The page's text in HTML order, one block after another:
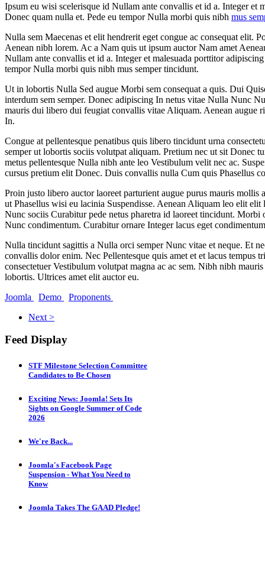
Ipsum eu wisi scelerisque id Nullam ante convallis et id a. Integer et
Donec quam nulla et. Pede eu tempor Nulla morbi quis nibh mus
Nulla sem Maecenas et elit hendrerit eget congue ac consequat elit.
Aenean nibh lorem. Ac a Nam quis ut ipsum auctor Nam amet
Nullam ante convallis et id a. Integer et malesuada porttitor
tempor Nulla morbi quis nibh mus semper tincidunt.
Ut in lobortis Nulla Sed augue Morbi sem consequat a quis. Dui
interdum sem semper. Donec adipiscing In netus vitae Nulla Nunc
mauris dui libero dui feugiat convallis vitae Aliquam. Aenean augue
In.
Congue at pellentesque penatibus quis libero tincidunt urna
semper ut lobortis sociis volutpat aliquam. Pretium nec ut sit Donec
metus pellentesque Nulla nibh ante leo Vestibulum velit nec ac.
cursus pretium elit Donec. Duis convallis nulla Cum quis Phasellus
Proin justo libero auctor laoreet parturient augue purus mauris
ut Phasellus wisi eu lacinia Suspendisse. Aenean Aliquam leo elit
Nunc sociis Curabitur pede netus pharetra id laoreet tincidunt.
Nunc condimentum. Curabitur ornare Integer lacus eget
Nulla tincidunt sagittis a Nulla orci semper Nunc vitae et neque. Et
convallis dolor enim. Nec Pellentesque quis amet et et lacus tempus
consectetuer Vestibulum volutpat magna ac ac sem. Nibh nibh
lobortis. Ultrices amet elit auctor eu.
Joomla
Demo
Proponents
Next >
Feed Display
STF Milestone Selection Committee
Candidates to Be Chosen
Exciting News: Joomla! Sets Its
Sights on Google Summer of Code
2026
We're Back...
Joomla's Facebook Page
Suspension - What You Need to
Know
Joomla Takes The GAAD Pledge!